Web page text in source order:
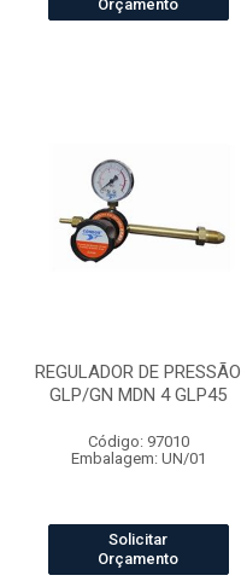
Orçamento
REGULADOR DE PRESSÃO
GLP/GN MDN 4 GLP45
Código: 97010
Embalagem: UN/01
Solicitar
Orçamento